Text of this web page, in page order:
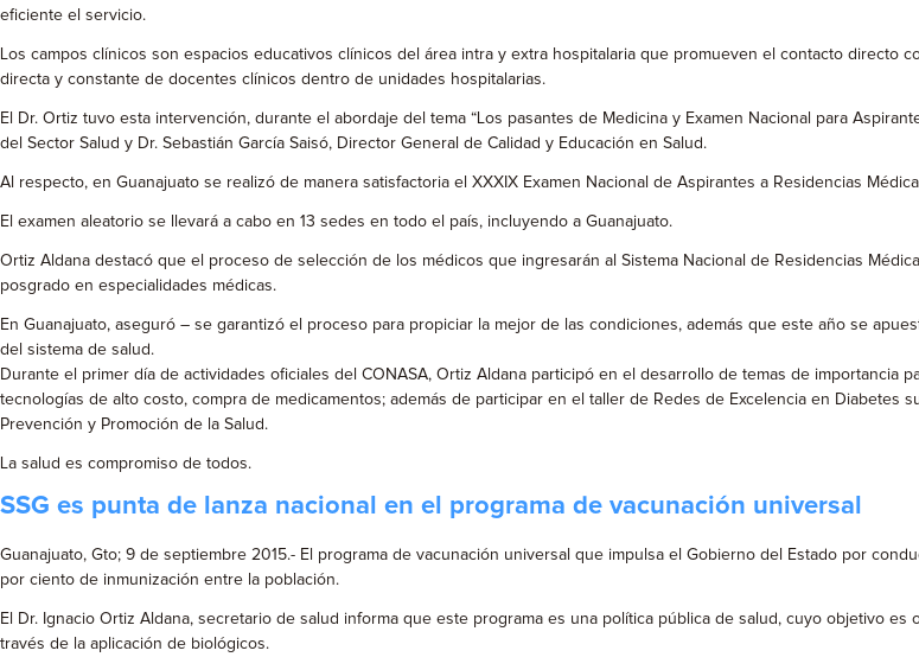
eficiente el servicio.
Los campos clínicos son espacios educativos clínicos del área intra y extra hospitalaria que promueven el contacto directo
directa y constante de docentes clínicos dentro de unidades hospitalarias.
El Dr. Ortiz tuvo esta intervención, durante el abordaje del tema “Los pasantes de Medicina y Examen Nacional para
del Sector Salud y Dr. Sebastián García Saisó, Director General de Calidad y Educación en Salud.
Al respecto, en Guanajuato se realizó de manera satisfactoria el XXXIX Examen Nacional de Aspirantes a Residencias
El examen aleatorio se llevará a cabo en 13 sedes en todo el país, incluyendo a Guanajuato.
Ortiz Aldana destacó que el proceso de selección de los médicos que ingresarán al Sistema Nacional de Residencias
posgrado en especialidades médicas.
En Guanajuato, aseguró – se garantizó el proceso para propiciar la mejor de las condiciones, además que este año se
del sistema de salud.
Durante el primer día de actividades oficiales del CONASA, Ortiz Aldana participó en el desarrollo de temas de
tecnologías de alto costo, compra de medicamentos; además de participar en el taller de Redes de Excelencia en Diabetes
Prevención y Promoción de la Salud.
La salud es compromiso de todos.
SSG es punta de lanza nacional en el programa de vacunación universal
Guanajuato, Gto; 9 de septiembre 2015.- El programa de vacunación universal que impulsa el Gobierno del Estado por
por ciento de inmunización entre la población.
El Dr. Ignacio Ortiz Aldana, secretario de salud informa que este programa es una política pública de salud, cuyo objetivo
través de la aplicación de biológicos.